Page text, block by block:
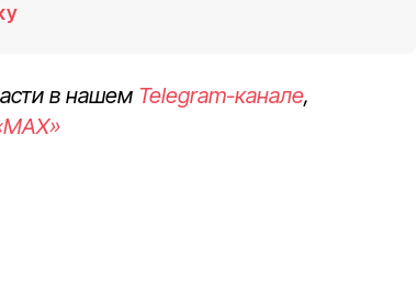
в нашем Telegram-канале,